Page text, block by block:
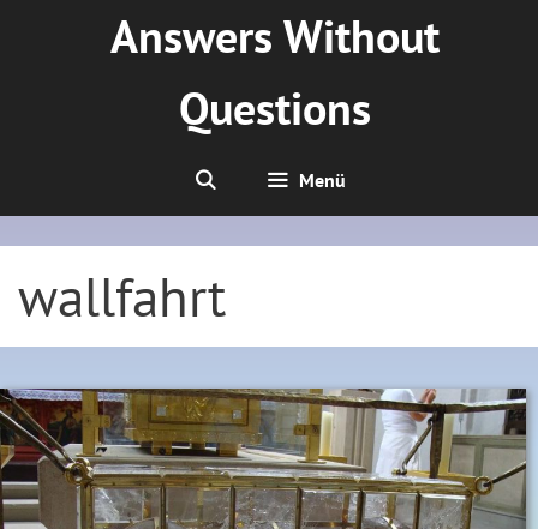
Answers Without
Questions
Menü
wallfahrt